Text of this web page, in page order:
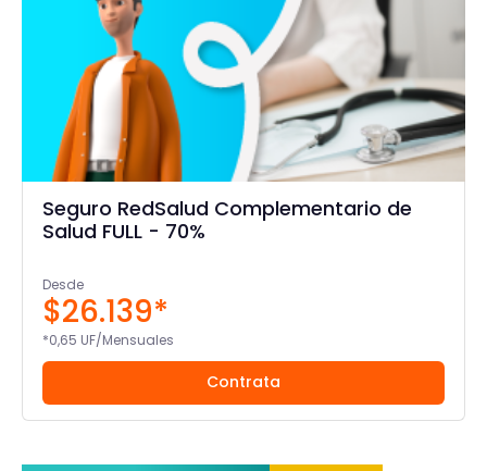
Seguro RedSalud Complementario de
Salud FULL - 70%
Desde
$26.139*
*0,65 UF/Mensuales
Contrata